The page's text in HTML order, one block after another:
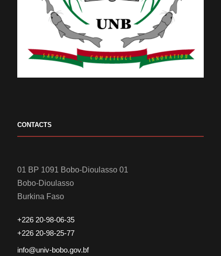
CONTACTS
01 BP 1091 Bobo-Dioulasso 01
Bobo-Dioulasso
Burkina Faso
+226 20-98-06-35
+226 20-98-25-77
info@univ-bobo.gov.bf